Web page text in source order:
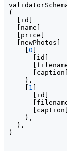
(
[ id ]
[ name ]
[ price ]
[ newPhotos ]
[0 ]
[ id ]
[
[ caption ]
) ,
[ 1 ]
[ id ]
[
[ caption ]
) ,
)
)